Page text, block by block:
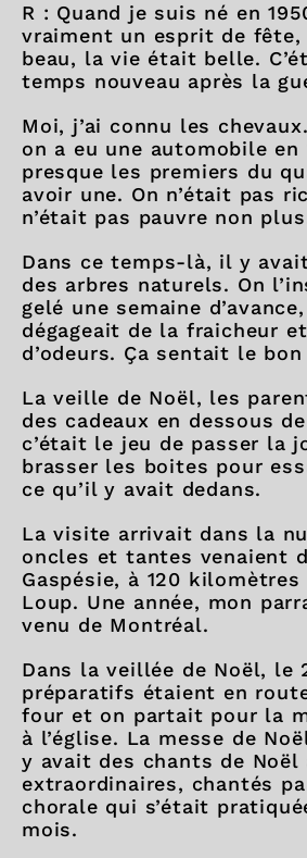
R : Quand je suis né en
vraiment un esprit de
beau, la vie était belle.
temps nouveau après la
Moi, j’ai connu les
on a eu une automobile en
presque les premiers du
avoir une. On n’était pas
n’était pas pauvre non
Dans ce temps-là, il y
des arbres naturels. On
gelé une semaine
dégageait de la fraicheur
d’odeurs. Ça sentait le bon
La veille de Noël, les
des cadeaux en dessous
c’était le jeu de passer la
brasser les boites pour
ce qu’il y avait dedans.
La visite arrivait dans la
oncles et tantes venaient
Gaspésie, à 120
Loup. Une année, mon
venu de Montréal.
Dans la veillée de Noël, le
préparatifs étaient en
four et on partait pour la
à l’église. La messe de
y avait des chants de Noël
extraordinaires, chantés
chorale qui s’était
mois.